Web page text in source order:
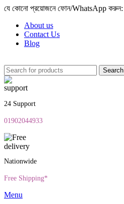
যে কোনো প্রয়োজনে ফোন/WhatsApp করুন:
About us
Contact Us
Blog
Search
24 Support
01902044933
Nationwide
Free Shipping*
Menu